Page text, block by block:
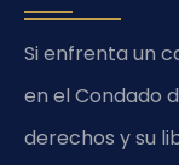
Si enfrenta un
en el Condado
derechos y su